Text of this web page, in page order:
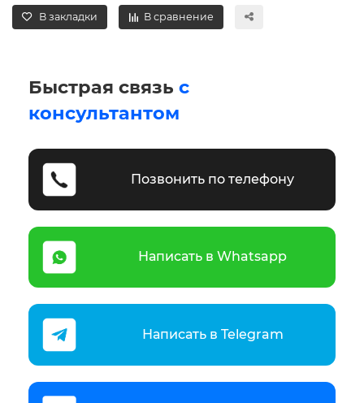
В закладки В сравнение
Быстрая связь с
консультантом
Позвонить по телефону
Написать в Whatsapp
Написать в Telegram